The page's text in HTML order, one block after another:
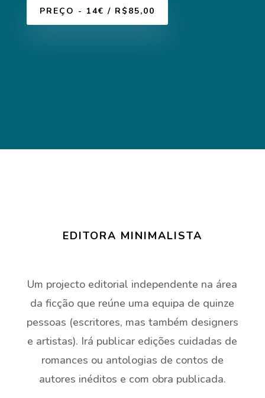
PREÇO - 14€ / R$85,00
EDITORA MINIMALISTA
Um projecto editorial independente na área
da ficção que reúne uma equipa de quinze
pessoas (escritores, mas também designers
e artistas). Irá publicar edições cuidadas de
romances ou antologias de contos de
autores inéditos e com obra publicada.